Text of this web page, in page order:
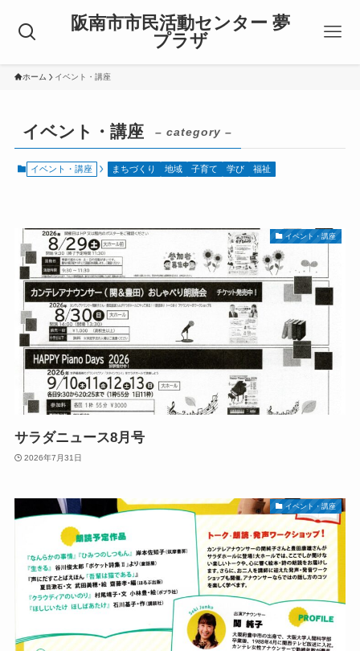
阪南市市民活動センター 夢
プラザ
ホーム イベント・講座
イベント・講座 – category –
イベント・講座 まちづくり 地域 子育て 学び 福祉
イベント・講座
サラダニュース8月号
2026年7月31日
イベント・講座